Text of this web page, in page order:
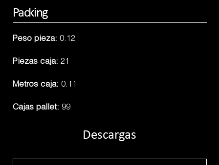
Packing
Peso pieza: 0.12
Piezas caja: 21
Metros caja: 0.11
Cajas pallet: 99
Descargas